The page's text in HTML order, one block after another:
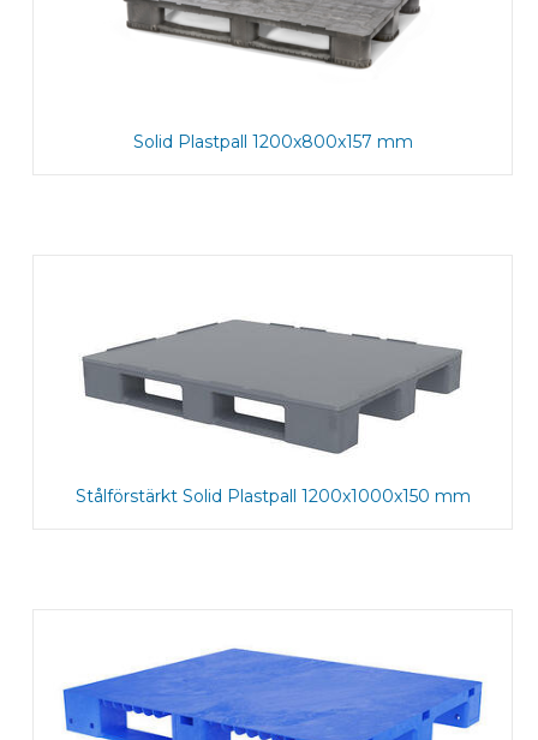
Solid Plastpall 1200x800x157 mm
Stålförstärkt Solid Plastpall 1200x1000x150 mm